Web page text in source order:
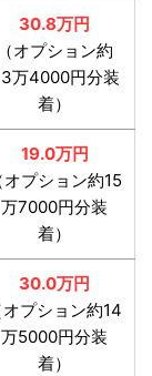
30.8万円
（オプション約
万4000円分装
着）
19.0万円
オプション約15
万7000円分装
着）
30.0万円
オプション約14
万5000円分装
着）